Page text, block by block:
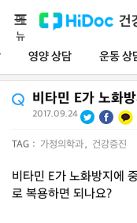
건
영양 상담 운동 상
메
뉴
비타민 E가 노화
2017.09.24
TAG : 가정의학과, 건강증진
비타민 E가 노화방지에
로 복용하면 되나요?